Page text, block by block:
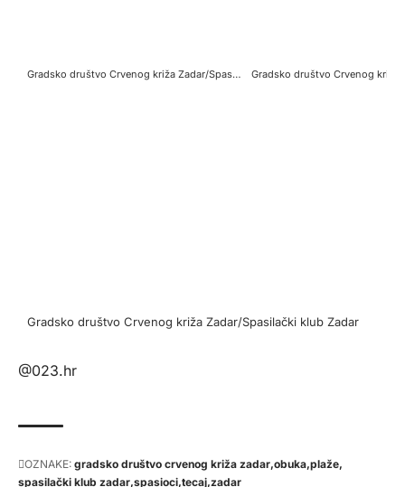
Gradsko društvo Crvenog križa Zadar/Spasilački klub Zadar
Gradsko društvo Crvenog križa Zadar/Spasilački klub Zadar
@023.hr
OZNAKE: gradsko društvo crvenog križa zadar obuka plaže
spasilački klub zadar spasioci tecaj zadar